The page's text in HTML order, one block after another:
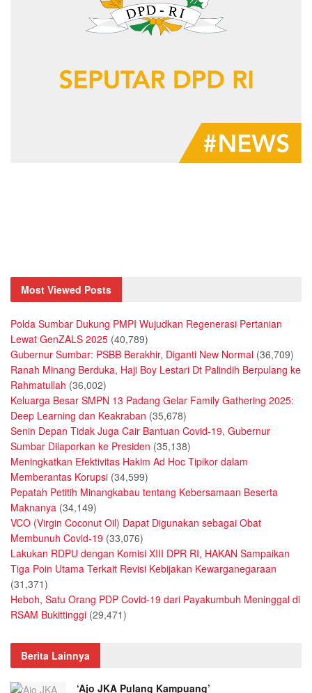
Most Viewed Posts
Polda Sumbar Dukung PMPI Wujudkan Regenerasi Pertanian
Lewat GenZALS 2025 (40,789)
Gubernur Sumbar: PSBB Berakhir, Diganti New Normal (36,709)
Ranah Minang Berduka, Haji Boy Lestari Dt Palindih Berpulang ke
Rahmatullah (36,002)
Keluarga Besar SMPN 13 Padang Gelar Family Gathering 2025:
Deep Learning dan Keakraban (35,678)
Senin Depan Tidak Juga Cair Bantuan Covid-19, Gubernur
Sumbar Dilaporkan ke Presiden (35,138)
Meningkatkan Efektivitas Hakim Ad Hoc Tipikor dalam
Memberantas Korupsi (34,599)
Pepatah Petitih Minangkabau tentang Kebersamaan Beserta
Maknanya (34,149)
VCO (Virgin Coconut Oil) Dapat Digunakan sebagai Obat
Membunuh Covid-19 (33,076)
Lakukan RDPU dengan Komisi XIII DPR RI, HAKAN Sampaikan
Tiga Poin Utama Terkait Revisi Kebijakan Kewarganegaraan
(31,371)
Heboh, Satu Orang PDP Covid-19 dari Payakumbuh Meninggal di
RSAM Bukittinggi (29,471)
Berita Lainnya
‘Ajo JKA Pulang Kampuang’